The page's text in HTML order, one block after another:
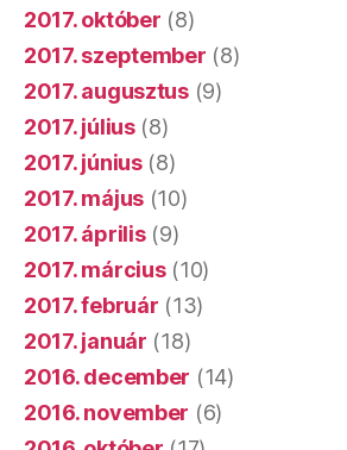
2017. október (8)
2017. szeptember (8)
2017. augusztus(9)
2017. július(8)
2017. június(8)
2017. május (10)
2017. április(9)
2017. március(10)
2017. február (13)
2017. január (18)
2016. december (14)
2016. november (6)